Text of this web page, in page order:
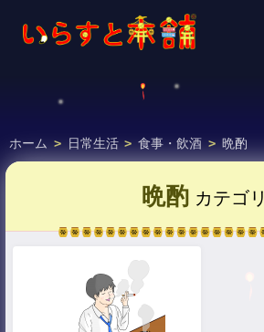
ホーム > 日常生活 > 食事・飲酒 > 晩酌
晩酌 カテゴリ